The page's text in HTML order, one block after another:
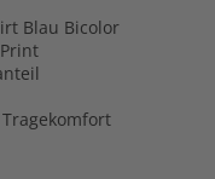
Blau Bicolor